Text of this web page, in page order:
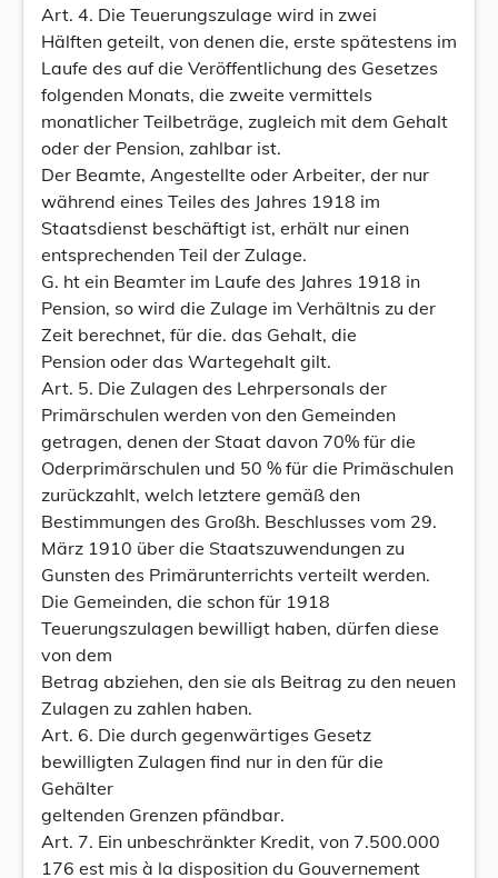
Art. 4. Die Teuerungszulage wird in zwei
Hälften geteilt, von denen die, erste spätestens im
Laufe des auf die Veröffentlichung des Gesetzes
folgenden Monats, die zweite vermittels
monatlicher Teilbeträge, zugleich mit dem Gehalt
oder der Pension, zahlbar ist.
Der Beamte, Angestellte oder Arbeiter, der nur
während eines Teiles des Jahres 1918 im
Staatsdienst beschäftigt ist, erhält nur einen
entsprechenden Teil der Zulage.
G. ht ein Beamter im Laufe des Jahres 1918 in
Pension, so wird die Zulage im Verhältnis zu der
Zeit berechnet, für die. das Gehalt, die
Pension oder das Wartegehalt gilt.
Art. 5. Die Zulagen des Lehrpersonals der
Primärschulen werden von den Gemeinden
getragen, denen der Staat davon 70% für die
Oderprimärschulen und 50 % für die Primäschulen
zurückzahlt, welch letztere gemäß den
Bestimmungen des Großh. Beschlusses vom 29.
März 1910 über die Staatszuwendungen zu
Gunsten des Primärunterrichts verteilt werden.
Die Gemeinden, die schon für 1918
Teuerungszulagen bewilligt haben, dürfen diese
von dem
Betrag abziehen, den sie als Beitrag zu den neuen
Zulagen zu zahlen haben.
Art. 6. Die durch gegenwärtiges Gesetz
bewilligten Zulagen find nur in den für die
Gehälter
geltenden Grenzen pfändbar.
Art. 7. Ein unbeschränkter Kredit, von 7.500.000
176 est mis à la disposition du Gouvernement